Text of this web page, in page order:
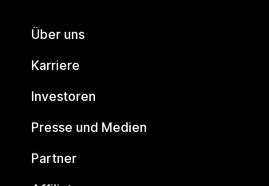
Über uns
Karriere
Investoren
Presse und Medien
Partner